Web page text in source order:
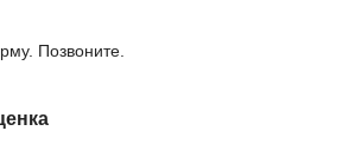
Позвоните.